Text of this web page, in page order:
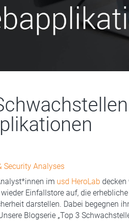
Security Analyses
im usd HeroLab decken
Einfallstore auf, die
darstellen. Dabei begegnen
Blogserie „Top 3